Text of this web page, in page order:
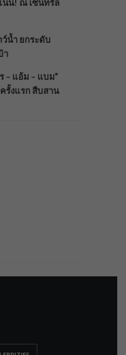
น่น! ณ เซ็นทรัล
น้ำ ยกระดับ
า
– แอ้ม – แบม”
รั้งแรก สืบสาน